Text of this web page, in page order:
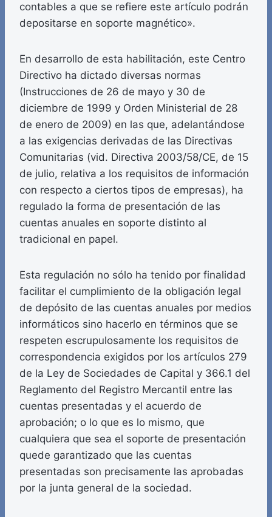
contables a que se refiere este artículo podrán
depositarse en soporte magnético».
En desarrollo de esta habilitación, este Centro
Directivo ha dictado diversas normas
(Instrucciones de 26 de mayo y 30 de
diciembre de 1999 y Orden Ministerial de 28
de enero de 2009) en las que, adelantándose
a las exigencias derivadas de las Directivas
Comunitarias (vid. Directiva 2003/58/CE, de 15
de julio, relativa a los requisitos de información
con respecto a ciertos tipos de empresas), ha
regulado la forma de presentación de las
cuentas anuales en soporte distinto al
tradicional en papel.
Esta regulación no sólo ha tenido por finalidad
facilitar el cumplimiento de la obligación legal
de depósito de las cuentas anuales por medios
informáticos sino hacerlo en términos que se
respeten escrupulosamente los requisitos de
correspondencia exigidos por los artículos 279
de la Ley de Sociedades de Capital y 366.1 del
Reglamento del Registro Mercantil entre las
cuentas presentadas y el acuerdo de
aprobación; o lo que es lo mismo, que
cualquiera que sea el soporte de presentación
quede garantizado que las cuentas
presentadas son precisamente las aprobadas
por la junta general de la sociedad.